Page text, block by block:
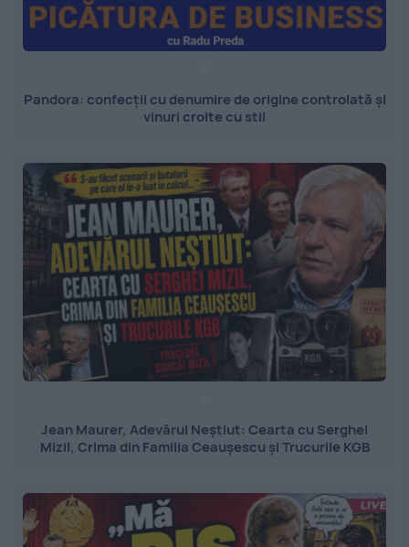
Pandora: confecții cu denumire de origine controlată și
vinuri croite cu stil
Jean Maurer, Adevărul Neștiut: Cearta cu Serghei
Mizil, Crima din Familia Ceaușescu și Trucurile KGB